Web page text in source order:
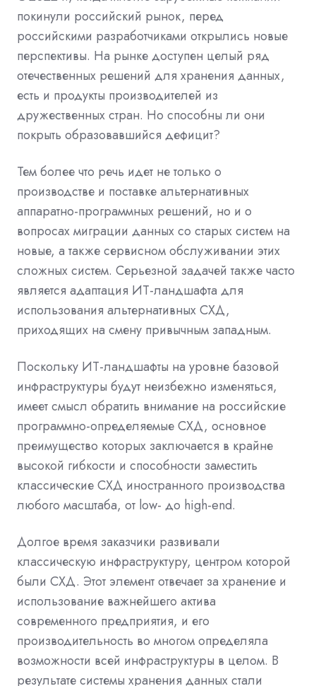
покинули российский рынок, перед
российскими разработчиками открылись новые
перспективы. На рынке доступен целый ряд
отечественных решений для хранения данных,
есть и продукты производителей из
дружественных стран. Но способны ли они
покрыть образовавшийся дефицит?
Тем более что речь идет не только о
производстве и поставке альтернативных
аппаратно-программных решений, но и о
вопросах миграции данных со старых систем на
новые, а также сервисном обслуживании этих
сложных систем. Серьезной задачей также часто
является адаптация ИТ-ландшафта для
использования альтернативных СХД,
приходящих на смену привычным западным.
Поскольку ИТ-ландшафты на уровне базовой
инфраструктуры будут неизбежно изменяться,
имеет смысл обратить внимание на российские
программно-определяемые СХД, основное
преимущество которых заключается в крайне
высокой гибкости и способности заместить
классические СХД иностранного производства
любого масштаба, от low- до high-end.
Долгое время заказчики развивали
классическую инфраструктуру, центром которой
были СХД. Этот элемент отвечает за хранение и
использование важнейшего актива
современного предприятия, и его
производительность во многом определяла
возможности всей инфраструктуры в целом. В
результате системы хранения данных стали